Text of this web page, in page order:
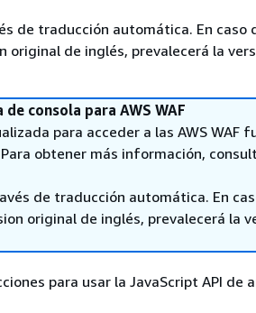
de traducción automática. En caso
de inglés, prevalecerá la
consola para AWS WAF
para acceder a las AWS WAF
obtener más información,
de traducción automática. En
original de inglés, prevalecerá la
para usar la JavaScript API de